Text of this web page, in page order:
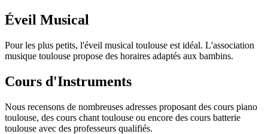
Éveil Musical
Pour les plus petits, l'éveil musical toulouse est idéal. L'association
musique toulouse propose des horaires adaptés aux bambins.
Cours d'Instruments
Nous recensons de nombreuses adresses proposant des cours piano
toulouse, des cours chant toulouse ou encore des cours batterie
toulouse avec des professeurs qualifiés.